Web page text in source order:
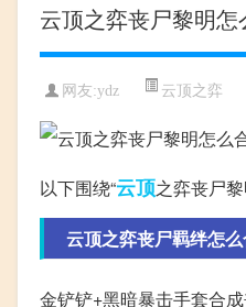
云顶之弈丧尸黎明怎
网友:ydz 云顶之弈
以下围绕“云顶之弈丧尸
云顶之弈丧尸羁绊怎
金铲铲+黑暗暴击手套合